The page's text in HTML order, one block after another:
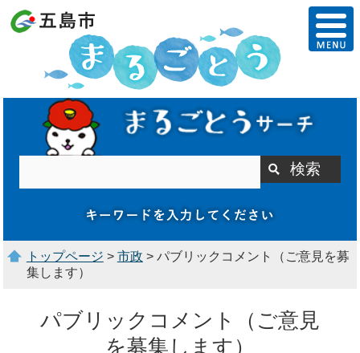
トップページ > 市政 > パブリックコメント（ご意見を募
集します）
パブリックコメント（ご意見
を募集します）